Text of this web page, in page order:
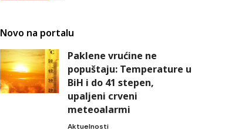
Novo na portalu
Paklene vrućine ne
popuštaju: Temperature u
BiH i do 41 stepen,
upaljeni crveni
meteoalarmi
Aktuelnosti